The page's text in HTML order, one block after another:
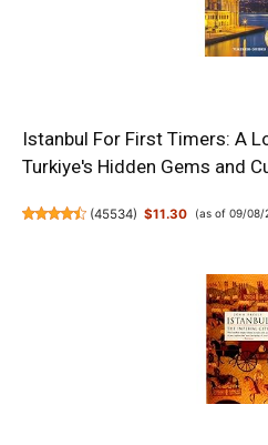
Istanbul For First Timers: A
Turkiye's Hidden Gems and
(45534) $11.30 (as of 09/08/